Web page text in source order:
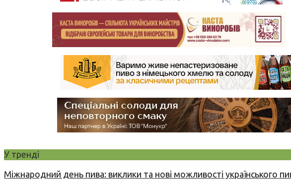
У тренді
Міжнародний день пива: виклики та нові можливості українського